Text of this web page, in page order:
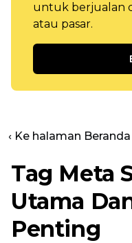
untuk berjualan
atau pasar.
‹ Ke halaman
Tag Meta
Utama
Penting